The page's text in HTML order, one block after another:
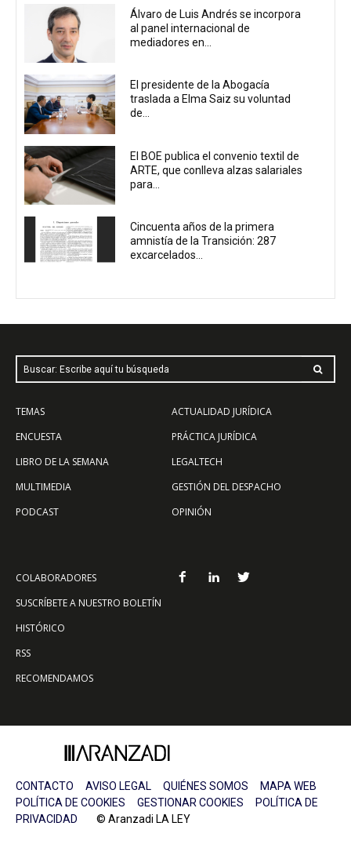
Álvaro de Luis Andrés se incorpora
al panel internacional de
mediadores en...
El presidente de la Abogacía
traslada a Elma Saiz su voluntad
de...
El BOE publica el convenio textil de
ARTE, que conlleva alzas salariales
para...
Cincuenta años de la primera
amnistía de la Transición: 287
excarcelados...
Buscar: Escribe aquí tu búsqueda
TEMAS
ENCUESTA
LIBRO DE LA SEMANA
MULTIMEDIA
PODCAST
ACTUALIDAD JURÍDICA
PRÁCTICA JURÍDICA
LEGALTECH
GESTIÓN DEL DESPACHO
OPINIÓN
COLABORADORES
SUSCRÍBETE A NUESTRO BOLETÍN
HISTÓRICO
RSS
RECOMENDAMOS
CONTACTO AVISO LEGAL QUIÉNES SOMOS
MAPA WEB
POLÍTICA DE COOKIES
GESTIONAR COOKIES
POLÍTICA DE
PRIVACIDAD © Aranzadi LA LEY